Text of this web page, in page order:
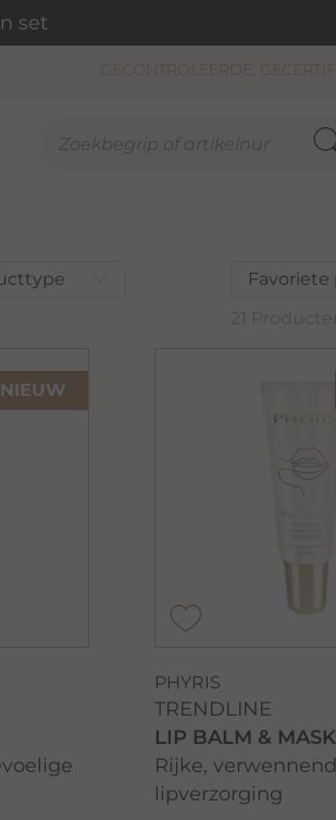
set
GECONTROLEERDE,
NIEUW
PHYRIS
TRENDLINE
LIP BALM & MASK
Rijke,
lipverzorging